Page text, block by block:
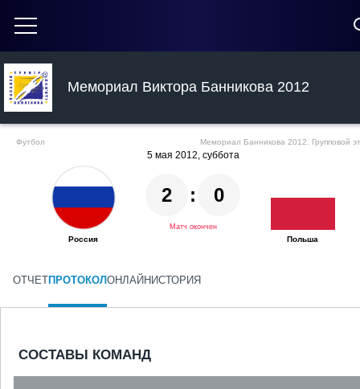
Мемориал Виктора Банникова 2012
Футбол
5 мая 2012, суббота
Мемориал Банникова 2012. Групповой
Россия
2 : 0
Матч окончен
Польша
ОТЧЕТПРОТОКОЛОНЛАЙН ИСТОРИЯ
СОСТАВЫ КОМАНД